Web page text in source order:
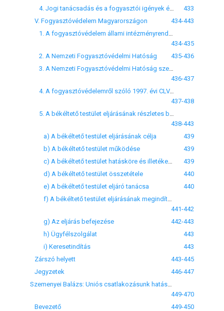
433
V. Fogyasztóvédelem Magyarországon
434-443
434-435
2. A Nemzeti Fogyasztóvédelmi Hatóság
435-436
436-437
4. A fogyasztóvédelemről szóló 1997. évi CLV. törvény
437-438
438-443
a) A békéltető testület eljárásának célja
439
b) A békéltető testület működése
439
439
d) A békéltető testület összetétele
440
e) A békéltető testület eljáró tanácsa
440
441-442
g) Az eljárás befejezése
442-443
h) Ügyfélszolgálat
443
i) Keresetindítás
443
Zárszó helyett
443-445
Jegyzetek
446-447
449-470
Bevezető
449-450